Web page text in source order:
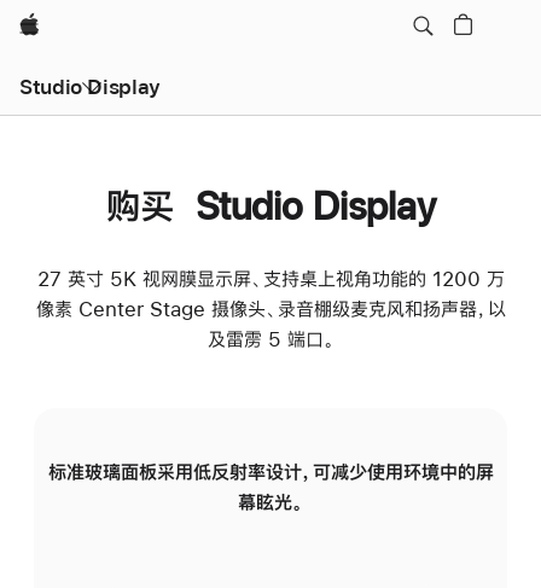
Apple
Studio Display
购买 Studio Display
27 英寸 5K 视网膜显示屏、支持桌上视角功能的 1200 万
像素 Center Stage 摄像头、录音棚级麦克风和扬声器，以
及雷雳 5 端口。
标准玻璃面板采用低反射率设计，可减少使用环境中的屏
幕眩光。